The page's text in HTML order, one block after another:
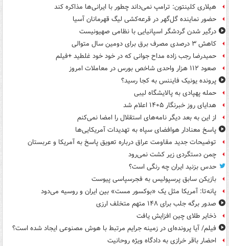
هیلاری کلینتون: ترامپ نمی‌داند چطور با ایرانی‌ها مذاکره کند
حضور نماینده گل‌گهر در قرعه‌کشی لیگ قهرمانان آسیا
درگیر شدن گردشگر اسپانیایی با نظامی صهیونیست
کاهش ۳ درصدی مصرف برق برای دومین سال متوالی
حمیدرضا رجب زاده مداح جوانی که در خود خود غلطید +فیلم
صعود ۱۱۲ هزار واحدی شاخص بورس در معاملات امروز
پرونده یونیک فایننس به کجا رسید؟
حمله پهپادی به پالایشگاه لیبی
هدایای روز خبرنگار ۱۴۰۵ اعلام شد
از این به بعد دیگر نامه‌های استقلال را امضا نمی‌کنم
پاسخ معنادار هوافضای سپاه به تهدیدات آمریکایی‌ها
توضیحات جدید مقاومت عراق درباره تعویق پاسخ به آمریکا و عربستان
چمن دستگردی زیر کشت نمی‌رود
حدس بزنید ایران چه رنگی است؟
بازیکن سابق پرسپولیس به فجرسپاسی پیوست
پانه‌تا: آمریکا مثل یک «بوکسور مست» بین ایران و روسیه می‌دود
صدور برگه جلب برای ۱۴۸ متهم متخلف ارزی
ذخایر طلای چین افزایش یافت
فیلم/ آیا پرونده‌ای در زمینه جرایم مرتبط با هوش مصنوعی ایجاد شده است؟
احضار باقر خرازی به دادگاه ویژه روحانیت